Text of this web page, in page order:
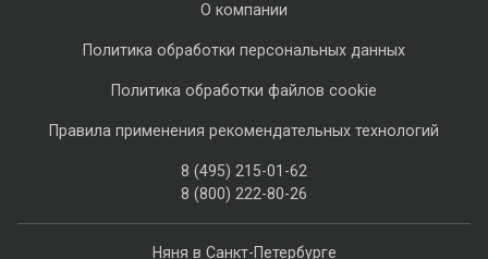
Няня в Санкт-Петербурге
О компании
Политика обработки персональных данных
Политика обработки файлов cookie
Правила применения рекомендательных технологий
8 (495) 215-01-62
8 (800) 222-80-26